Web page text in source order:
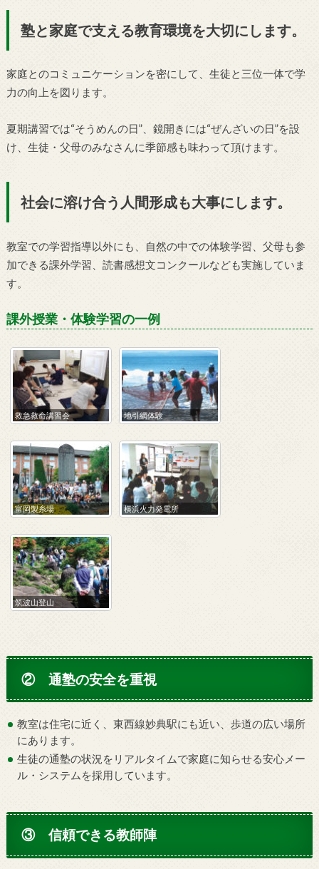
塾と家庭で支える教育環境を大切にします。
家庭とのコミュニケーションを密にして、生徒と三位一体で学
力の向上を図ります。
夏期講習では“そうめんの日”、鏡開きには“ぜんざいの日”を設
け、生徒・父母のみなさんに季節感も味わって頂けます。
社会に溶け合う人間形成も大事にします。
教室での学習指導以外にも、自然の中での体験学習、父母も参
加できる課外学習、読書感想文コンクールなども実施していま
す。
課外授業・体験学習の一例
救急救命講習会 地引網体験
富岡製糸場 横浜火力発電所
筑波山登山
② 通塾の安全を重視
教室は住宅に近く、東西線妙典駅にも近い、歩道の広い場所
にあります。
生徒の通塾の状況をリアルタイムで家庭に知らせる安心メー
ル・システムを採用しています。
③ 信頼できる教師陣